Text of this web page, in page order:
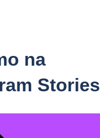
na
Stories